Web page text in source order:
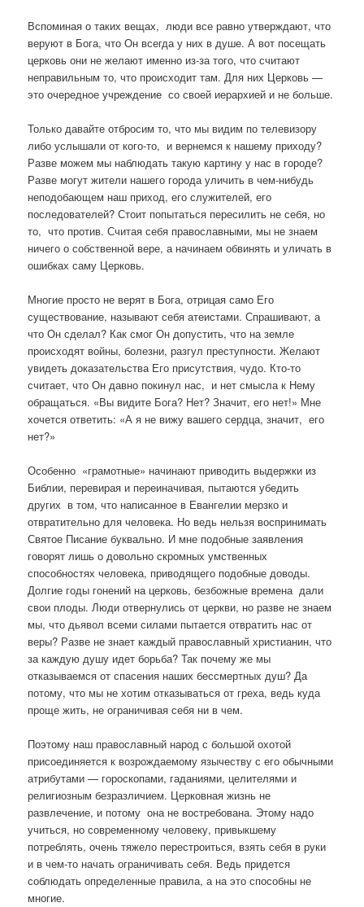
Вспоминая о таких вещах, люди все равно утверждают, что
веруют в Бога, что Он всегда у них в душе. А вот посещать
церковь они не желают именно из-за того, что считают
неправильным то, что происходит там. Для них Церковь —
это очередное учреждение со своей иерархией и не больше.
Только давайте отбросим то, что мы видим по телевизору
либо услышали от кого-то, и вернемся к нашему приходу?
Разве можем мы наблюдать такую картину у нас в городе?
Разве могут жители нашего города уличить в чем-нибудь
неподобающем наш приход, его служителей, его
последователей? Стоит попытаться пересилить не себя, но
то, что против. Считая себя православными, мы не знаем
ничего о собственной вере, а начинаем обвинять и уличать в
ошибках саму Церковь.
Многие просто не верят в Бога, отрицая само Его
существование, называют себя атеистами. Спрашивают, а
что Он сделал? Как смог Он допустить, что на земле
происходят войны, болезни, разгул преступности. Желают
увидеть доказательства Его присутствия, чудо. Кто-то
считает, что Он давно покинул нас, и нет смысла к Нему
обращаться. «Вы видите Бога? Нет? Значит, его нет!» Мне
хочется ответить: «А я не вижу вашего сердца, значит, его
нет?»
Особенно «грамотные» начинают приводить выдержки из
Библии, перевирая и переиначивая, пытаются убедить
других в том, что написанное в Евангелии мерзко и
отвратительно для человека. Но ведь нельзя воспринимать
Святое Писание буквально. И мне подобные заявления
говорят лишь о довольно скромных умственных
способностях человека, приводящего подобные доводы.
Долгие годы гонений на церковь, безбожные времена дали
свои плоды. Люди отвернулись от церкви, но разве не знаем
мы, что дьявол всеми силами пытается отвратить нас от
веры? Разве не знает каждый православный христианин, что
за каждую душу идет борьба? Так почему же мы
отказываемся от спасения наших бессмертных душ? Да
потому, что мы не хотим отказываться от греха, ведь куда
проще жить, не ограничивая себя ни в чем.
Поэтому наш православный народ с большой охотой
присоединяется к возрождаемому язычеству с его обычными
атрибутами — гороскопами, гаданиями, целителями и
религиозным безразличием. Церковная жизнь не
развлечение, и потому она не востребована. Этому надо
учиться, но современному человеку, привыкшему
потреблять, очень тяжело перестроиться, взять себя в руки
и в чем-то начать ограничивать себя. Ведь придется
соблюдать определенные правила, а на это способны не
многие.